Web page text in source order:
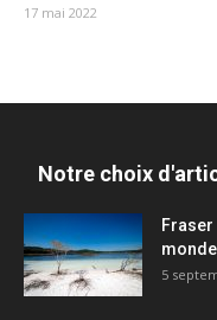
17 mai 2022
Notre choix
monde
5